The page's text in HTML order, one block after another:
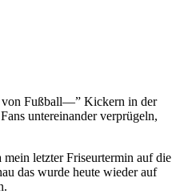
von Fußball—” Kickern in der
untereinander verprügeln,
letzter Friseurtermin auf die
das wurde heute wieder auf